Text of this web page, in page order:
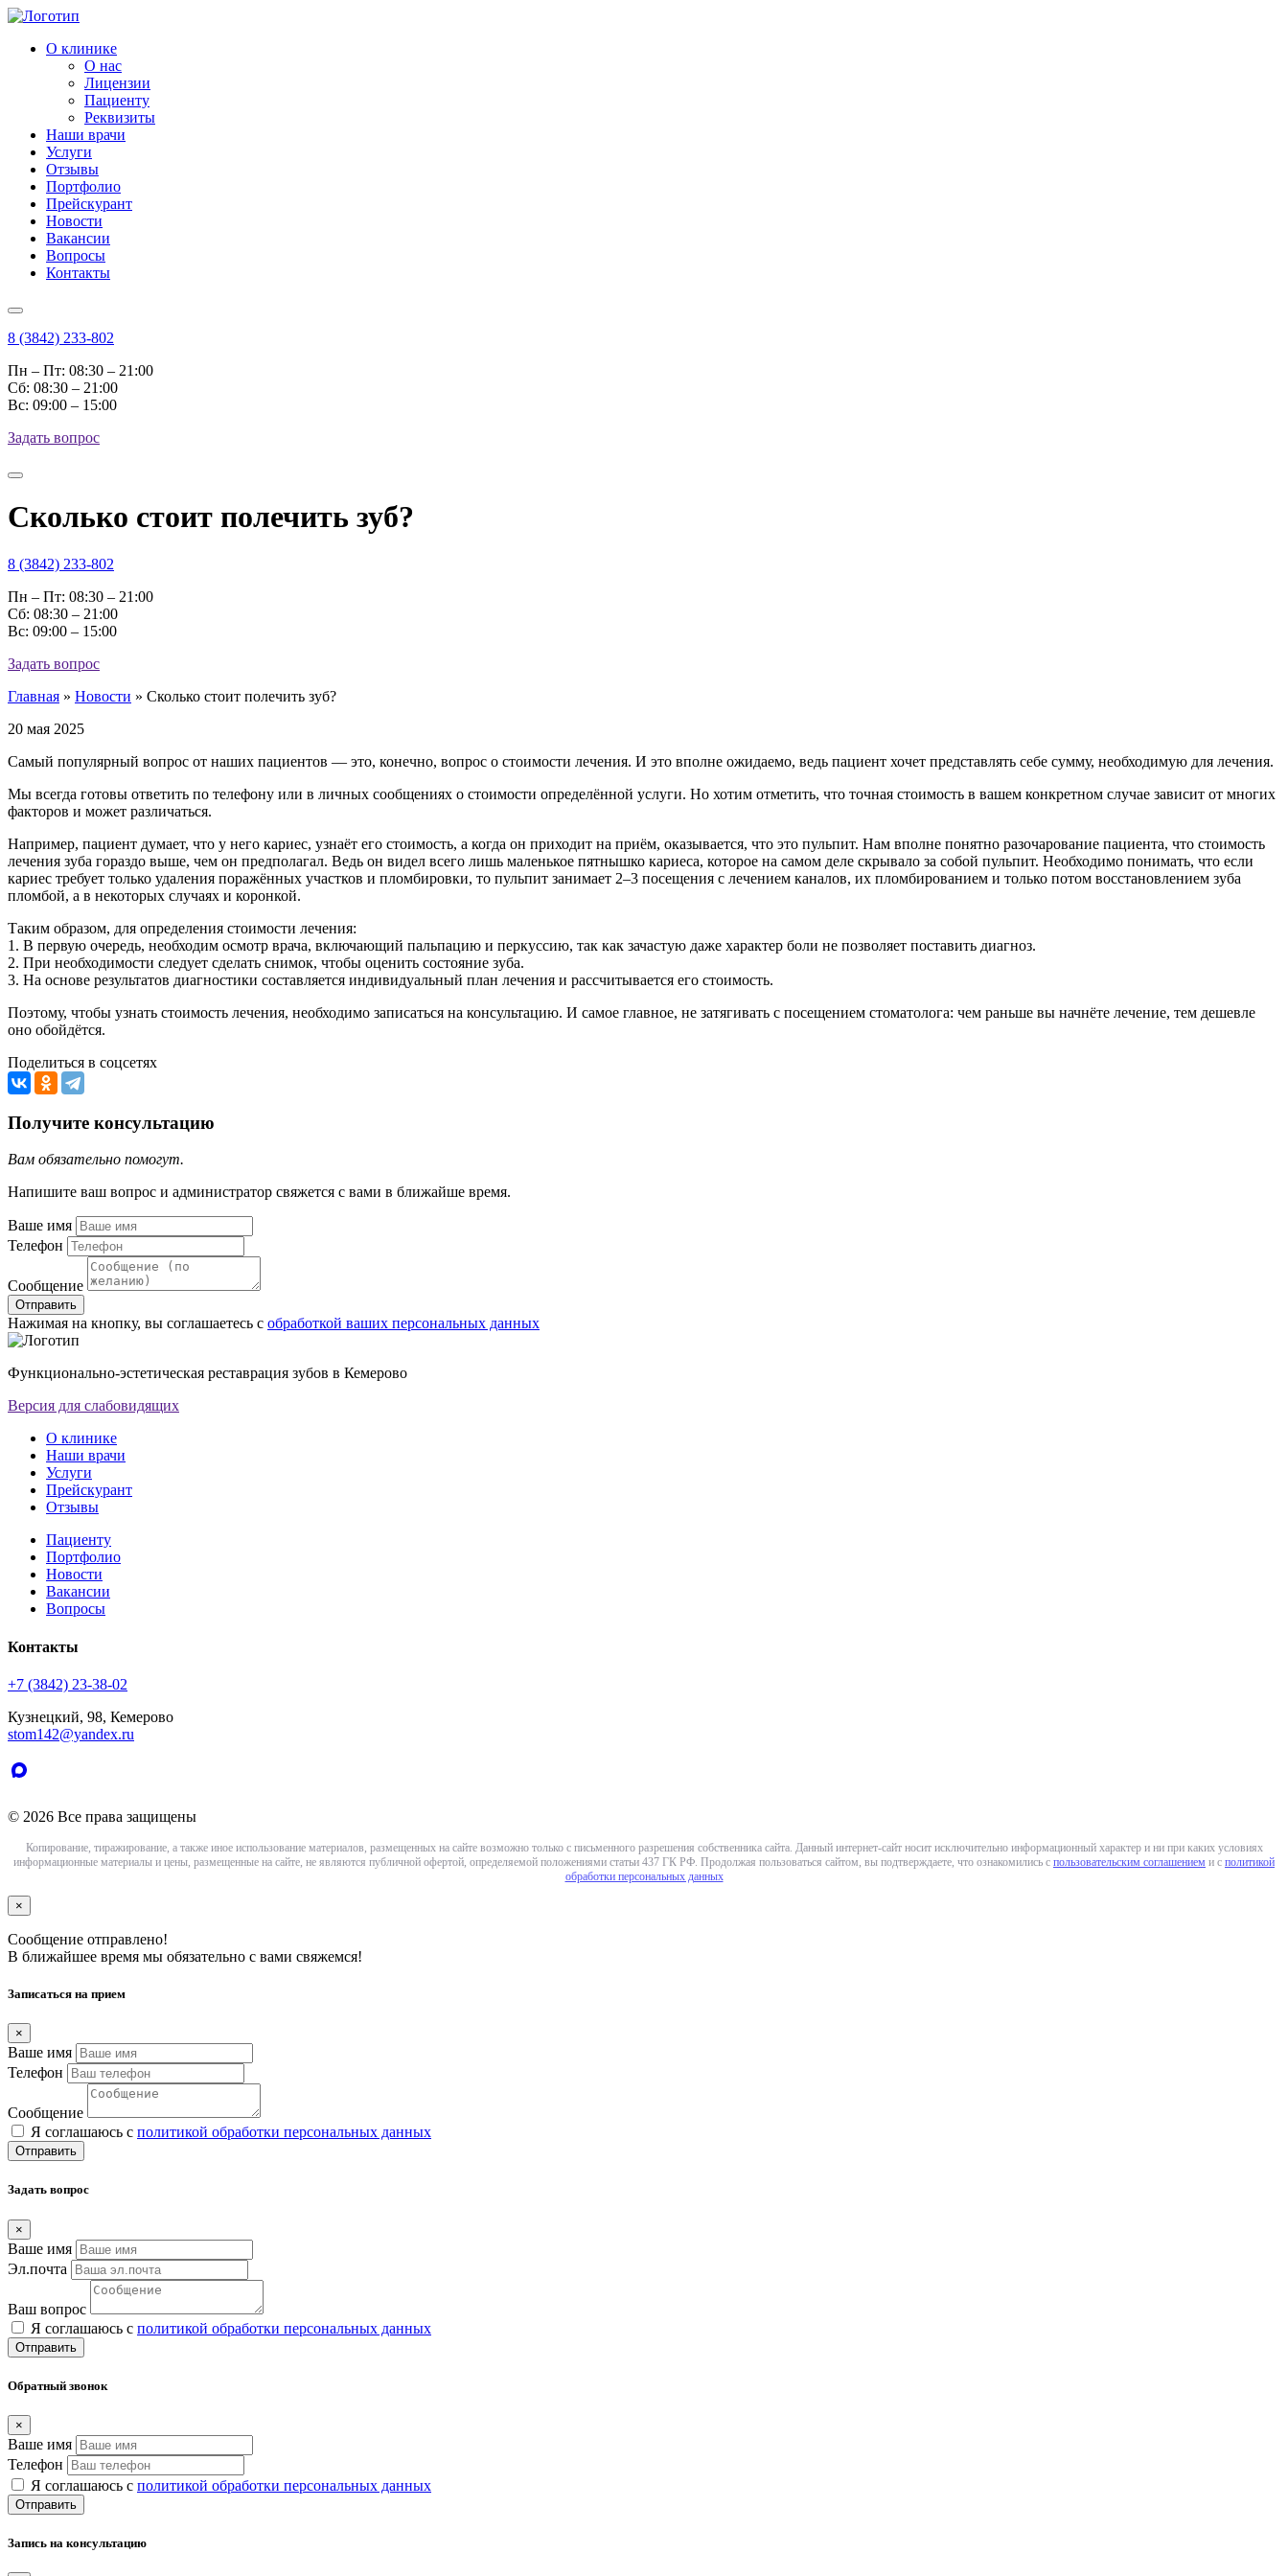
О клинике
О нас
Лицензии
Пациенту
Реквизиты
Наши врачи
Услуги
Отзывы
Портфолио
Прейскурант
Новости
Вакансии
Вопросы
Контакты
8 (3842) 233-802
Пн – Пт: 08:30 – 21:00
Cб: 08:30 – 21:00
Вс: 09:00 – 15:00
Задать вопрос
Сколько стоит полечить зуб?
8 (3842) 233-802
Пн – Пт: 08:30 – 21:00
Cб: 08:30 – 21:00
Вс: 09:00 – 15:00
Задать вопрос
Главная » Новости » Сколько стоит полечить зуб?
20 мая 2025
Самый популярный вопрос от наших пациентов — это, конечно, вопрос о стоимости лечения. И это вполне ожидаемо, ведь пациент хочет представлять себе сумму, необходимую для лечения.
Мы всегда готовы ответить по телефону или в личных сообщениях о стоимости определённой услуги. Но хотим отметить, что точная стоимость в вашем конкретном случае зависит от многих
факторов и может различаться.
Например, пациент думает, что у него кариес, узнаёт его стоимость, а когда он приходит на приём, оказывается, что это пульпит. Нам вполне понятно разочарование пациента, что стоимость
лечения зуба гораздо выше, чем он предполагал. Ведь он видел всего лишь маленькое пятнышко кариеса, которое на самом деле скрывало за собой пульпит. Необходимо понимать, что если
кариес требует только удаления поражённых участков и пломбировки, то пульпит занимает 2–3 посещения с лечением каналов, их пломбированием и только потом восстановлением зуба
пломбой, а в некоторых случаях и коронкой.
Таким образом, для определения стоимости лечения:
1. В первую очередь, необходим осмотр врача, включающий пальпацию и перкуссию, так как зачастую даже характер боли не позволяет поставить диагноз.
2. При необходимости следует сделать снимок, чтобы оценить состояние зуба.
3. На основе результатов диагностики составляется индивидуальный план лечения и рассчитывается его стоимость.
Поэтому, чтобы узнать стоимость лечения, необходимо записаться на консультацию. И самое главное, не затягивать с посещением стоматолога: чем раньше вы начнёте лечение, тем дешевле
оно обойдётся.
Поделиться в соцсетях
Получите консультацию
Вам обязательно помогут.
Напишите ваш вопрос и администратор свяжется с вами в ближайше время.
Ваше имя
Телефон
Сообщение
Отправить
Нажимая на кнопку, вы соглашаетесь с обработкой ваших персональных данных
Функционально-эстетическая реставрация зубов в Кемерово
Версия для слабовидящих
О клинике
Наши врачи
Услуги
Прейскурант
Отзывы
Пациенту
Портфолио
Новости
Вакансии
Вопросы
Контакты
+7 (3842) 23-38-02
Кузнецкий, 98, Кемерово
stom142@yandex.ru
© 2026 Все права защищены
Копирование, тиражирование, а также иное использование материалов, размещенных на сайте возможно только с письменного разрешения собственника сайта. Данный интернет-сайт носит исключительно информационный характер и ни при каких условиях
информационные материалы и цены, размещенные на сайте, не являются публичной офертой, определяемой положениями статьи 437 ГК РФ. Продолжая пользоваться сайтом, вы подтверждаете, что ознакомились с пользовательским соглашением и с политикой
обработки персональных данных
×
Сообщение отправлено!
В ближайшее время мы обязательно с вами свяжемся!
Записаться на прием
×
Ваше имя
Телефон
Сообщение
Я соглашаюсь с политикой обработки персональных данных
Отправить
Задать вопрос
×
Ваше имя
Эл.почта
Ваш вопрос
Я соглашаюсь с политикой обработки персональных данных
Отправить
Обратный звонок
×
Ваше имя
Телефон
Я соглашаюсь с политикой обработки персональных данных
Отправить
Запись на консультацию